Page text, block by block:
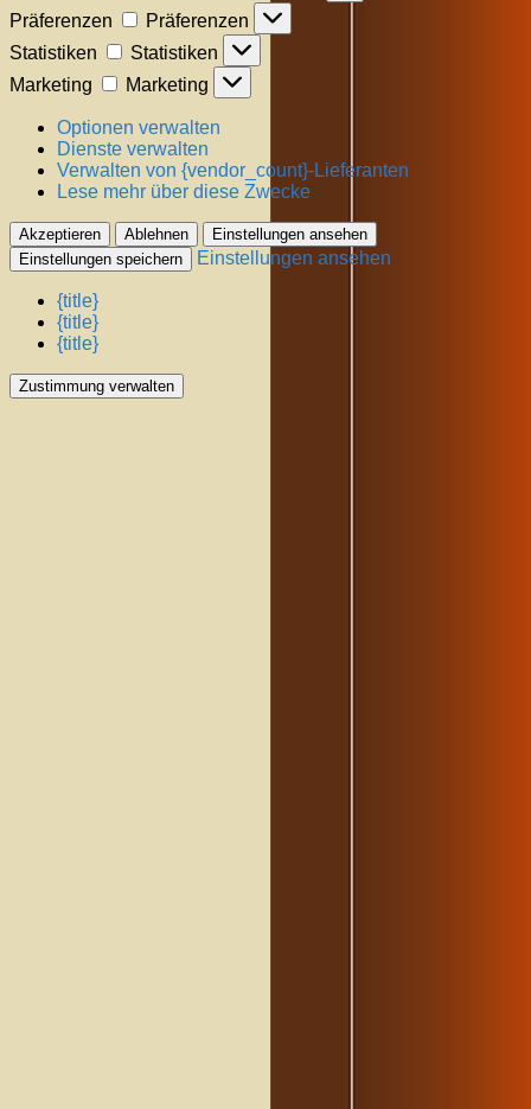
Präferenzen
Präferenzen
Statistiken
Statistiken
Marketing
Marketing
Optionen verwalten
Dienste verwalten
Verwalten von {vendor_count}-Lieferanten
Lese mehr über diese Zwecke
Akzeptieren Ablehnen
Einstellungen ansehen
Einstellungen speichern
Einstellungen ansehen
{title}
{title}
{title}
Zustimmung verwalten